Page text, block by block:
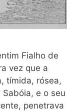
Fialho de
vez que a
tími­da, rósea,
e o seu
penetrava